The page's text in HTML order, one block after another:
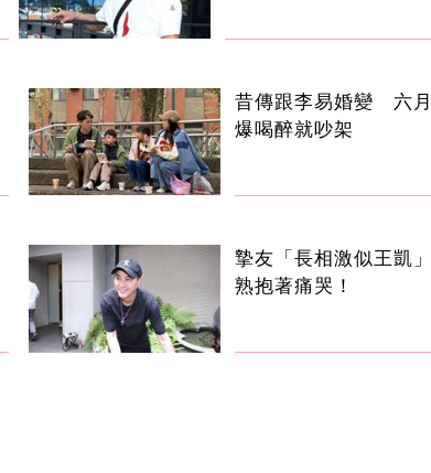
昔傳跟李易婚變 六
爆喝醉就吵架
摯友「長相激似王凱
熟抱著痛哭！